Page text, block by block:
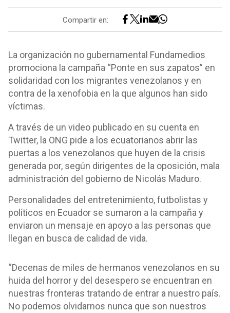
Compartir en:
La organización no gubernamental Fundamedios
promociona la campaña “Ponte en sus zapatos” en
solidaridad con los migrantes venezolanos y en
contra de la xenofobia en la que algunos han sido
víctimas.
A través de un video publicado en su cuenta en
Twitter, la ONG pide a los ecuatorianos abrir las
puertas a los venezolanos que huyen de la crisis
generada por, según dirigentes de la oposición, mala
administración del gobierno de Nicolás Maduro.
Personalidades del entretenimiento, futbolistas y
políticos en Ecuador se sumaron a la campaña y
enviaron un mensaje en apoyo a las personas que
llegan en busca de calidad de vida.
“Decenas de miles de hermanos venezolanos en su
huida del horror y del desespero se encuentran en
nuestras fronteras tratando de entrar a nuestro país.
No podemos olvidarnos nunca que son nuestros